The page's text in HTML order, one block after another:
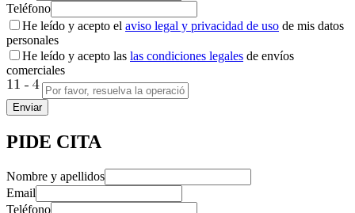
Teléfono
He leído y acepto el aviso legal y privacidad de uso de mis datos
personales
He leído y acepto las las condiciones legales de envíos
comerciales
Enviar
PIDE CITA
Nombre y apellidos
Email
Teléfono